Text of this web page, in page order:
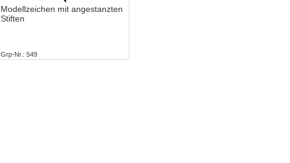
Modellzeichen mit angestanzten
Stiften
Grp-Nr. 549